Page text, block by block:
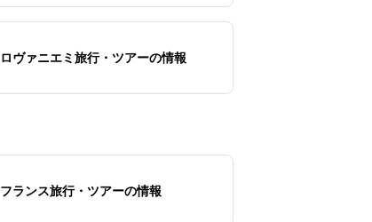
ロヴァニエミ旅行・ツアーの情報
フランス旅行・ツアーの情報